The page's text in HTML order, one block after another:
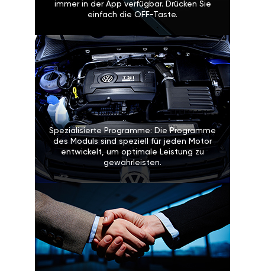
immer in der App verfügbar. Drücken Sie
einfach die OFF-Taste.
Spezialisierte Programme: Die Programme
des Moduls sind speziell für jeden Motor
entwickelt, um optimale Leistung zu
gewährleisten.